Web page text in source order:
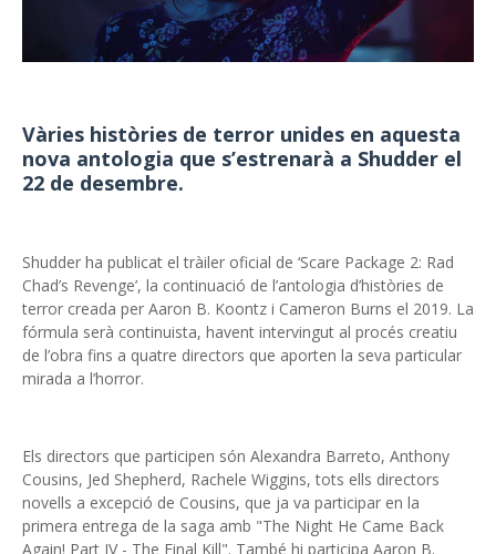
Vàries històries de terror unides en aquesta
nova antologia que s’estrenarà a Shudder el
22 de desembre.
Shudder ha publicat el tràiler oficial de ‘Scare Package 2: Rad
Chad’s Revenge’, la continuació de l’antologia d’històries de
terror creada per Aaron B. Koontz i Cameron Burns el 2019. La
fórmula serà continuista, havent intervingut al procés creatiu
de l’obra fins a quatre directors que aporten la seva particular
mirada a l’horror.
Els directors que participen són Alexandra Barreto, Anthony
Cousins, Jed Shepherd, Rachele Wiggins, tots ells directors
novells a excepció de Cousins, que ja va participar en la
primera entrega de la saga amb "The Night He Came Back
Again! Part IV - The Final Kill". També hi participa Aaron B.